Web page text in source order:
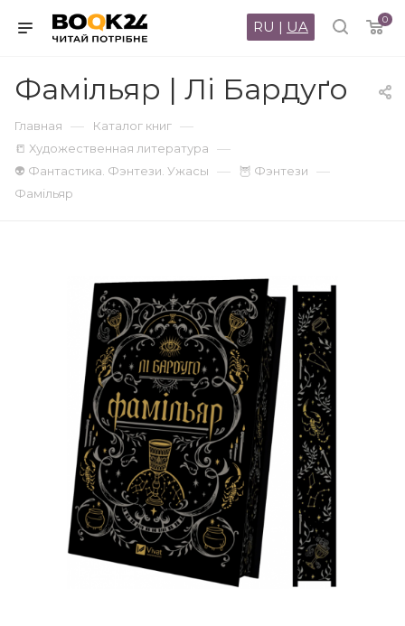
0
RU | UA
Фамільяр | Лі Бардуґо
Главная — Каталог книг —
📒 Художественная литература —
👽 Фантастика. Фэнтези. Ужасы — 🦉 Фэнтези —
Фамільяр